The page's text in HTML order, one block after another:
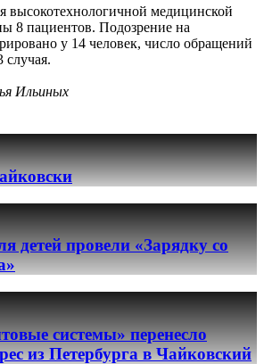
высокотехнологичной медицинской
8 пациентов. Подозрение на
у 14 человек, число обращений
Ильиных
детей провели «Зарядку со
системы» перенесло
из Петербурга в Чайковский